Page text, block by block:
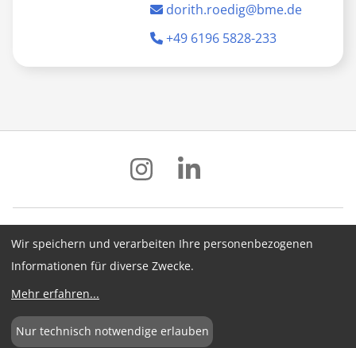
dorith.roedig@bme.de
+49 6196 5828-233
Impressum Datenschutz
AGB
Hinweisgebersystem
Newsletter
Cookie-Konfiguration
Wir speichern und verarbeiten Ihre personenbezogenen
Informationen für diverse Zwecke.
Mehr erfahren...
Nur technisch notwendige erlauben